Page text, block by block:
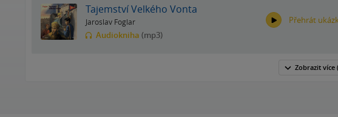
Tajemství Velkého Vonta
Jaroslav Foglar
Audiokniha (mp3)
Přehrát
Zobrazit více